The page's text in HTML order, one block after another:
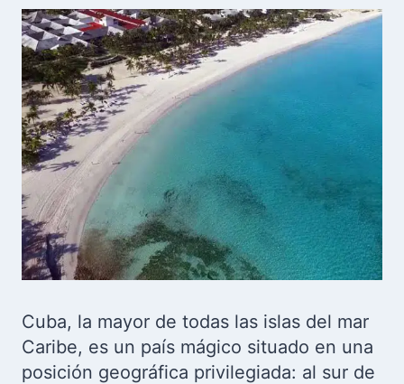
Cuba, la mayor de todas las islas del mar
Caribe, es un país mágico situado en una
posición geográfica privilegiada: al sur de